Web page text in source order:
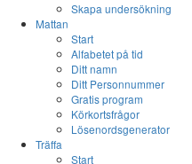
Skapa undersökning
Mattan
Start
Alfabetet på tid
Ditt namn
Ditt Personnummer
Gratis program
Körkortsfrågor
Lösenordsgenerator
Träffa
Start